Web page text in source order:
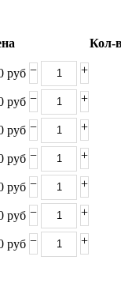
Кол-
руб − +
руб − +
руб − +
руб − +
руб − +
руб − +
руб − +